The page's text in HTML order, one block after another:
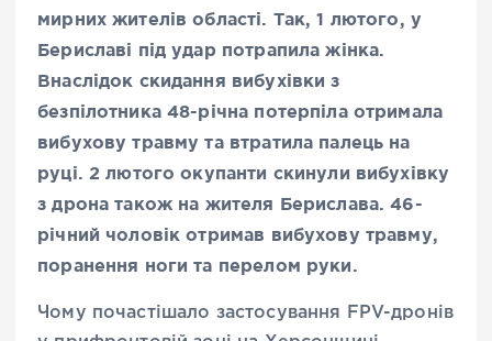
мирних жителів області. Так, 1 лютого, у
Бериславі під удар потрапила жінка.
Внаслідок скидання вибухівки з
безпілотника 48-річна потерпіла отримала
вибухову травму та втратила палець на
руці. 2 лютого окупанти скинули вибухівку
з дрона також на жителя Берислава. 46-
річний чоловік отримав вибухову травму,
поранення ноги та перелом руки.
Чому почастішало застосування FPV-дронів